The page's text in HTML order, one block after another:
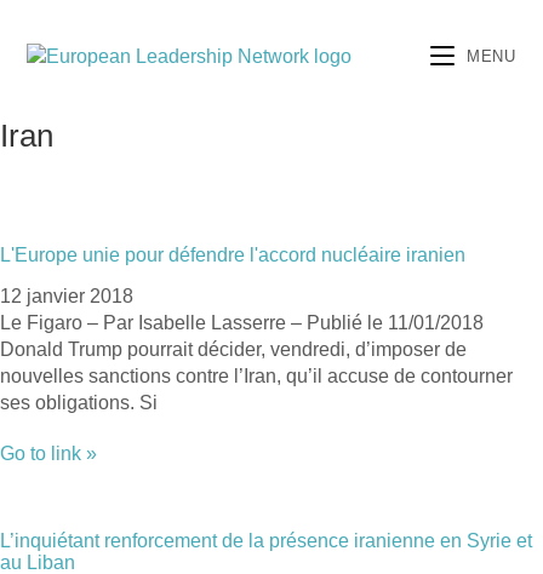
content
MENU
Iran
L'Europe unie pour défendre l'accord nucléaire iranien
12 janvier 2018
Le Figaro – Par Isabelle Lasserre – Publié le 11/01/2018
Donald Trump pourrait décider, vendredi, d’imposer de
nouvelles sanctions contre l’Iran, qu’il accuse de contourner
ses obligations. Si
Go to link »
L’inquiétant renforcement de la présence iranienne en Syrie et
au Liban